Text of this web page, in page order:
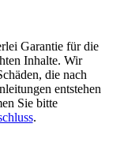
Garantie für die
Inhalte. Wir
die nach
entstehen
Sie bitte
.